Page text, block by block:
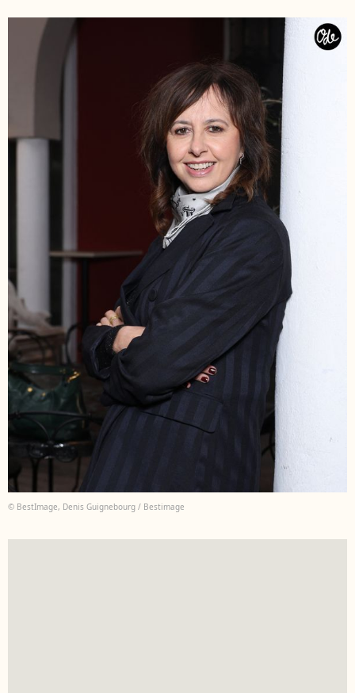
© BestImage, Denis Guignebourg / Bestimage